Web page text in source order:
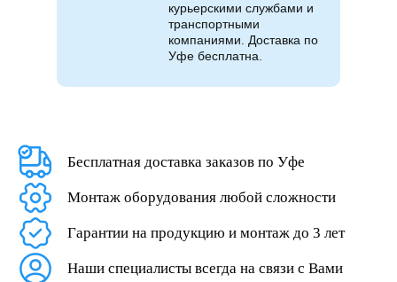
курьерскими службами и
транспортными
компаниями. Доставка по
Уфе бесплатна.
Бесплатная доставка заказов по Уфе
Монтаж оборудования любой сложности
Гарантии на продукцию и монтаж до 3 лет
Наши специалисты всегда на связи с Вами